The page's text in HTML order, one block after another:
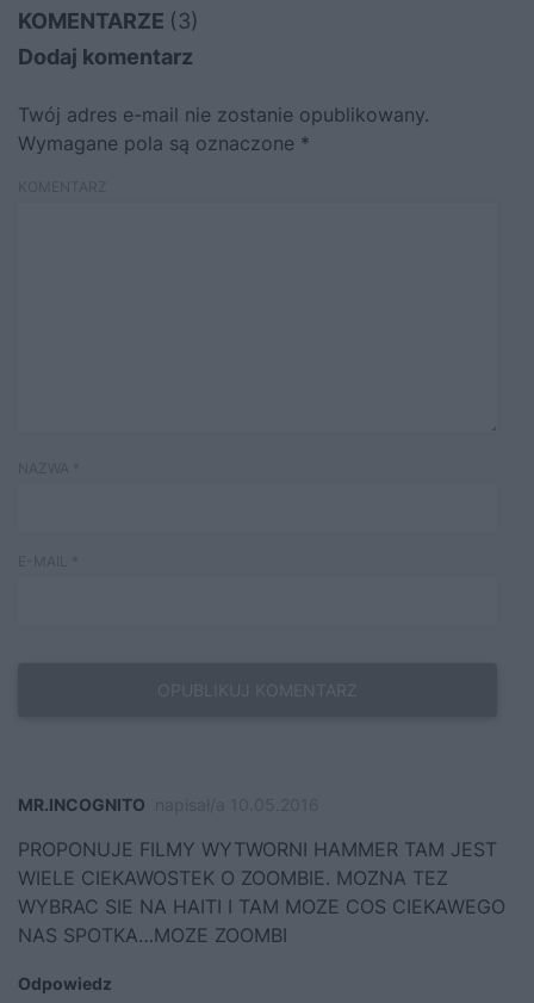
KOMENTARZE (3)
Dodaj komentarz
Twój adres e-mail nie zostanie opublikowany.
Wymagane pola są oznaczone *
MR.INCOGNITO
PROPONUJE FILMY WYTWORNI HAMMER TAM JEST
WIELE CIEKAWOSTEK O ZOOMBIE. MOZNA TEZ
WYBRAC SIE NA HAITI I TAM MOZE COS CIEKAWEGO
NAS SPOTKA…MOZE ZOOMBI
Odpowiedz